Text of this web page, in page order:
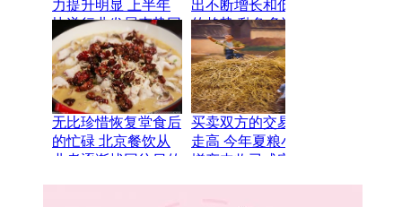
力提升明显 上半年
快递行业发展态势回
暖向好
出不断增长和低龄化
的趋势 乱象多选购
需谨慎
无比珍惜恢复堂食后
的忙碌 北京餐饮从
业者逐渐找回往日的
买卖双方的交易热情
走高 今年夏粮小麦
增产丰收已成定局